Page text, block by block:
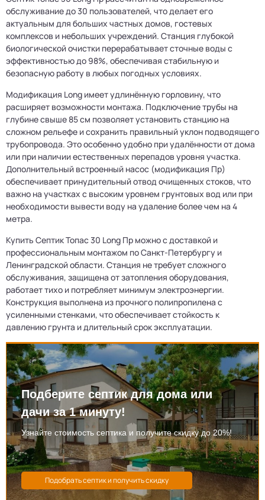
обслуживание до 30 пользователей, что делает его
актуальным для больших частных домов, гостевых
комплексов и небольших учреждений. Станция глубокой
биологической очистки перерабатывает сточные воды с
эффективностью до 98%, обеспечивая стабильную и
безопасную работу в любых погодных условиях.
Модификация Long имеет удлинённую горловину, что
расширяет возможности монтажа. Подключение трубы на
глубине свыше 85 см позволяет установить станцию на
сложном рельефе и сохранить правильный уклон подводящего
трубопровода. Это особенно удобно при удалённости от дома
или при наличии естественных перепадов уровня участка.
Дополнительный встроенный насос (модификация Пр)
обеспечивает принудительный отвод очищенных стоков, что
важно на участках с высоким уровнем грунтовых вод или при
необходимости вывести воду на удаление более чем на 4
метра.
Купить Септик Топас 30 Long Пр можно с доставкой и
профессиональным монтажом по Санкт-Петербургу и
Ленинградской области. Станция не требует сложного
обслуживания, защищена от затопления оборудования,
работает тихо и потребляет минимум электроэнергии.
Конструкция выполнена из прочного полипропилена с
усиленными стенками, что обеспечивает стойкость к
давлению грунта и длительный срок эксплуатации.
Подберите септик для дома или
дачи за 1 минуту!
Узнайте стоимость септика и получите скидку до 20%!